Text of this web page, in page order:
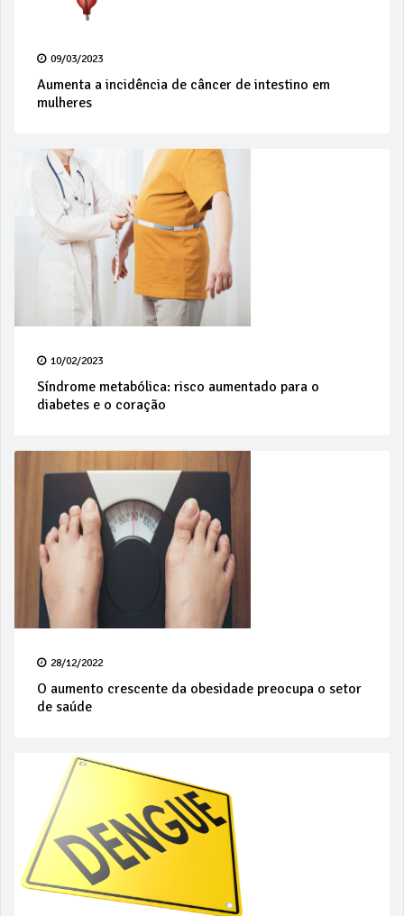
09/03/2023
Aumenta a incidência de câncer de intestino em
mulheres
10/02/2023
Síndrome metabólica: risco aumentado para o
diabetes e o coração
28/12/2022
O aumento crescente da obesidade preocupa o setor
de saúde